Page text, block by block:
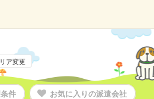
ア変更
件 お気に入りの派遣会社